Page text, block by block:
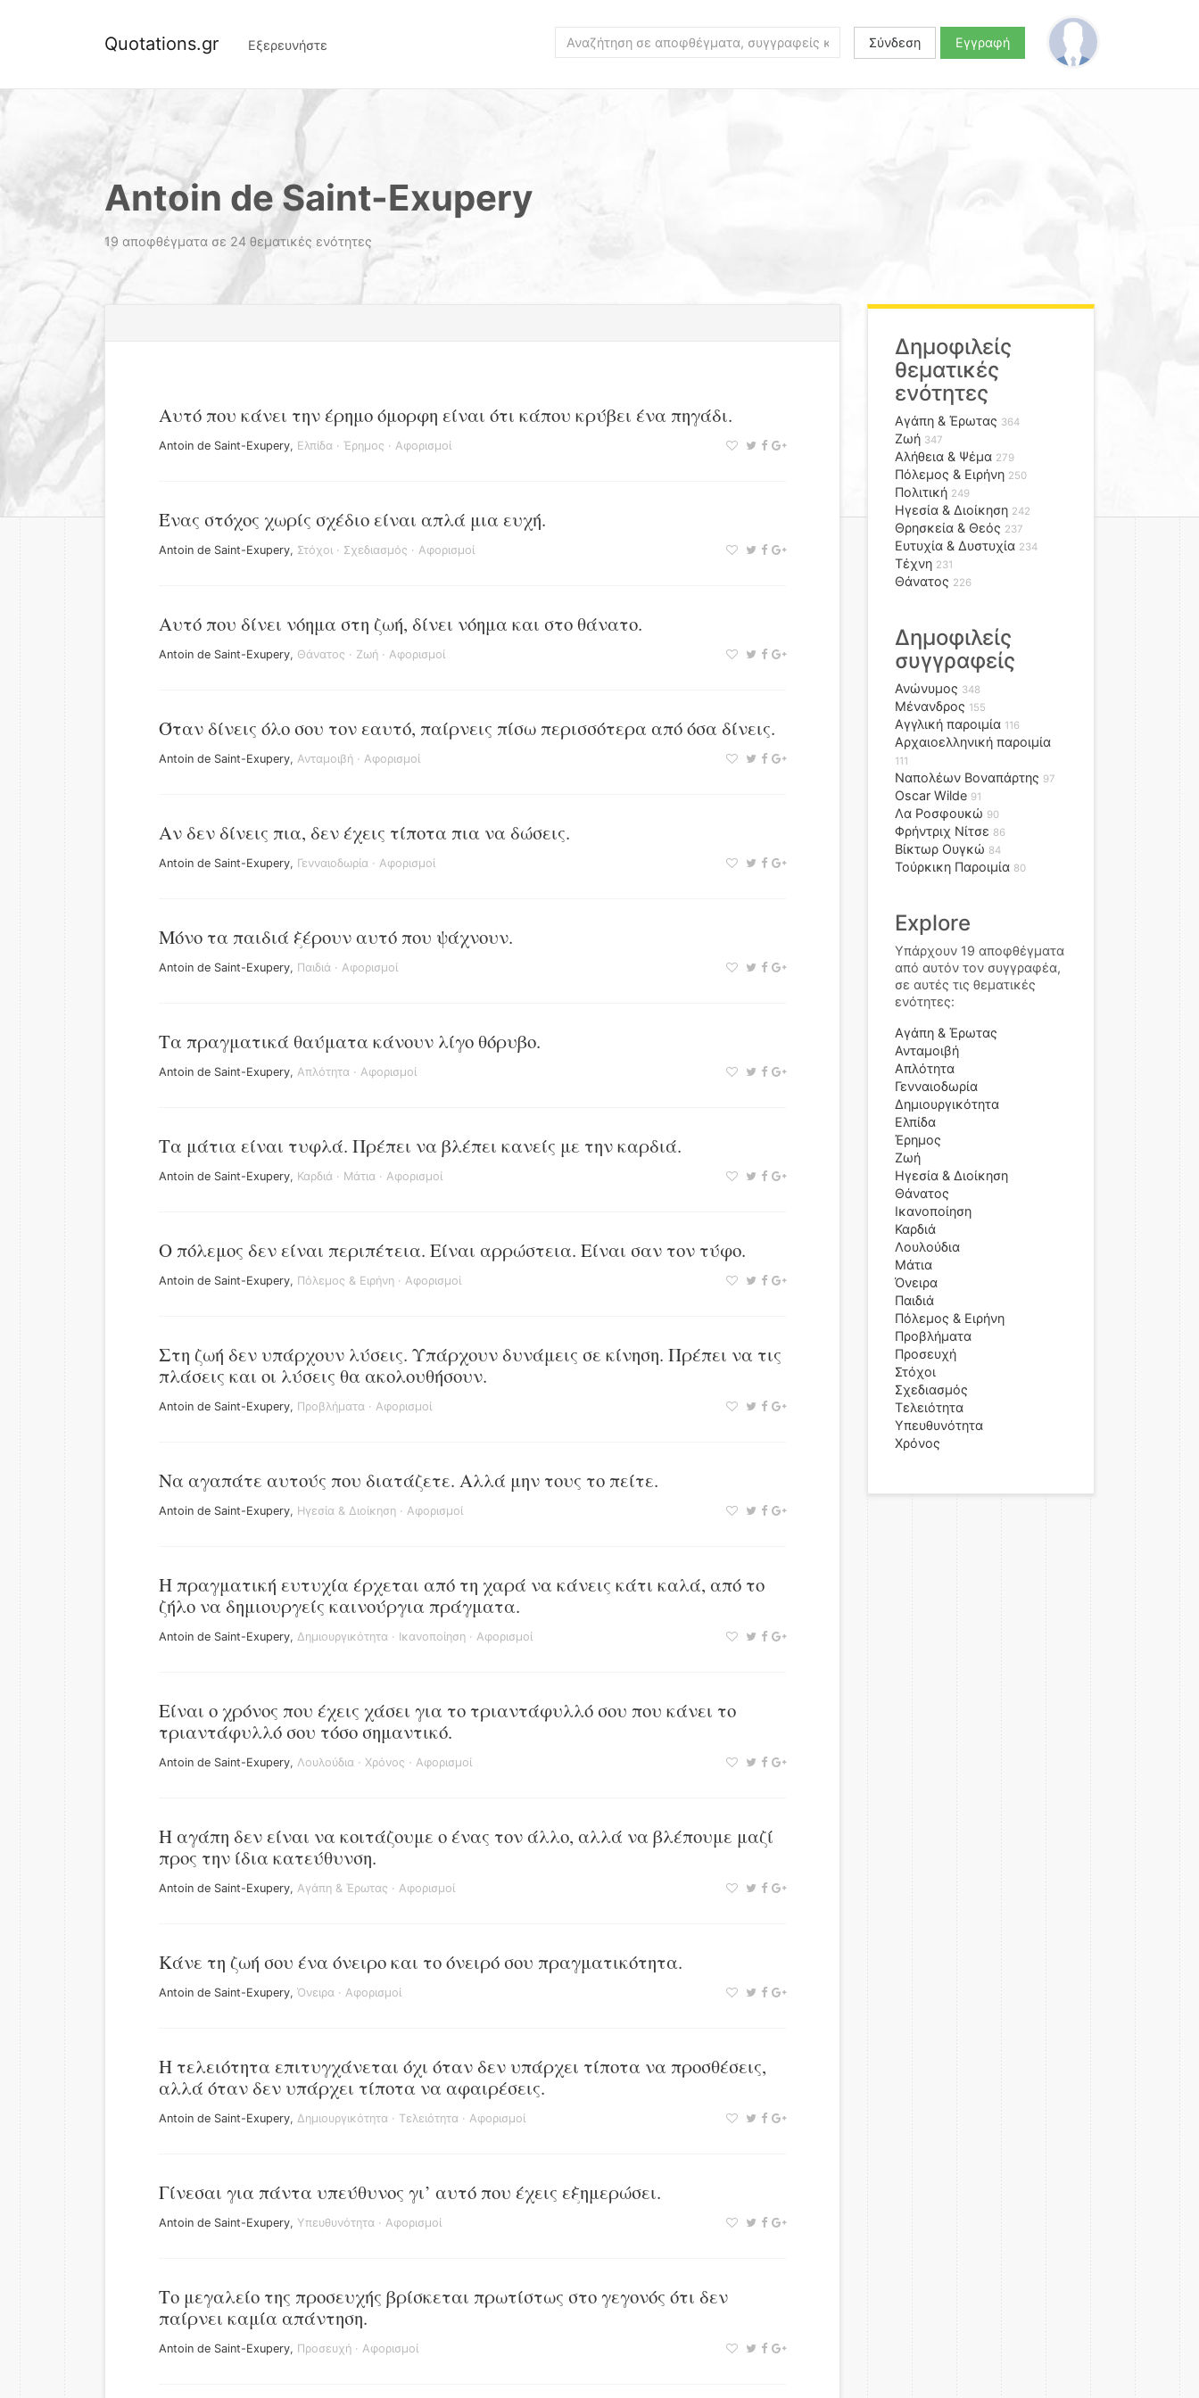
Quotations.gr Εξερευνήστε Σύνδεση Εγγραφή
Antoin de Saint-Exupery
19 αποφθέγματα σε 24 θεματικές ενότητες
Αυτό που κάνει την έρημο όμορφη είναι ότι κάπου κρύβει ένα πηγάδι.
Antoin de Saint-Exupery, Ελπίδα · Έρημος · Αφορισμοί
Ένας στόχος χωρίς σχέδιο είναι απλά μια ευχή.
Antoin de Saint-Exupery, Στόχοι · Σχεδιασμός · Αφορισμοί
Αυτό που δίνει νόημα στη ζωή, δίνει νόημα και στο θάνατο.
Antoin de Saint-Exupery, Θάνατος · Ζωή · Αφορισμοί
Όταν δίνεις όλο σου τον εαυτό, παίρνεις πίσω περισσότερα από όσα δίνεις.
Antoin de Saint-Exupery, Ανταμοιβή · Αφορισμοί
Αν δεν δίνεις πια, δεν έχεις τίποτα πια να δώσεις.
Antoin de Saint-Exupery, Γενναιοδωρία · Αφορισμοί
Μόνο τα παιδιά ξέρουν αυτό που ψάχνουν.
Antoin de Saint-Exupery, Παιδιά · Αφορισμοί
Τα πραγματικά θαύματα κάνουν λίγο θόρυβο.
Antoin de Saint-Exupery, Απλότητα · Αφορισμοί
Τα μάτια είναι τυφλά. Πρέπει να βλέπει κανείς με την καρδιά.
Antoin de Saint-Exupery, Καρδιά · Μάτια · Αφορισμοί
Ο πόλεμος δεν είναι περιπέτεια. Είναι αρρώστεια. Είναι σαν τον τύφο.
Antoin de Saint-Exupery, Πόλεμος & Ειρήνη · Αφορισμοί
Στη ζωή δεν υπάρχουν λύσεις. Υπάρχουν δυνάμεις σε κίνηση. Πρέπει να τις
πλάσεις και οι λύσεις θα ακολουθήσουν.
Antoin de Saint-Exupery, Προβλήματα · Αφορισμοί
Να αγαπάτε αυτούς που διατάζετε. Αλλά μην τους το πείτε.
Antoin de Saint-Exupery, Ηγεσία & Διοίκηση · Αφορισμοί
Η πραγματική ευτυχία έρχεται από τη χαρά να κάνεις κάτι καλά, από το
ζήλο να δημιουργείς καινούργια πράγματα.
Antoin de Saint-Exupery, Δημιουργικότητα · Ικανοποίηση · Αφορισμοί
Είναι ο χρόνος που έχεις χάσει για το τριαντάφυλλό σου που κάνει το
τριαντάφυλλό σου τόσο σημαντικό.
Antoin de Saint-Exupery, Λουλούδια · Χρόνος · Αφορισμοί
Η αγάπη δεν είναι να κοιτάζουμε ο ένας τον άλλο, αλλά να βλέπουμε μαζί
προς την ίδια κατεύθυνση.
Antoin de Saint-Exupery, Αγάπη & Έρωτας · Αφορισμοί
Κάνε τη ζωή σου ένα όνειρο και το όνειρό σου πραγματικότητα.
Antoin de Saint-Exupery, Όνειρα · Αφορισμοί
Η τελειότητα επιτυγχάνεται όχι όταν δεν υπάρχει τίποτα να προσθέσεις,
αλλά όταν δεν υπάρχει τίποτα να αφαιρέσεις.
Antoin de Saint-Exupery, Δημιουργικότητα · Τελειότητα · Αφορισμοί
Γίνεσαι για πάντα υπεύθυνος γι’ αυτό που έχεις εξημερώσει.
Antoin de Saint-Exupery, Υπευθυνότητα · Αφορισμοί
Το μεγαλείο της προσευχής βρίσκεται πρωτίστως στο γεγονός ότι δεν
παίρνει καμία απάντηση.
Antoin de Saint-Exupery, Προσευχή · Αφορισμοί
Δημοφιλείς
θεματικές
ενότητες
Αγάπη & Έρωτας 364
Ζωή 347
Αλήθεια & Ψέμα 279
Πόλεμος & Ειρήνη 250
Πολιτική 249
Ηγεσία & Διοίκηση 242
Θρησκεία & Θεός 237
Ευτυχία & Δυστυχία 234
Τέχνη 231
Θάνατος 226
Δημοφιλείς
συγγραφείς
Ανώνυμος 348
Μένανδρος 155
Αγγλική παροιμία 116
Αρχαιοελληνική παροιμία
111
Ναπολέων Βοναπάρτης 97
Oscar Wilde 91
Λα Ροσφουκώ 90
Φρήντριχ Νίτσε 86
Βίκτωρ Ουγκώ 84
Τούρκικη Παροιμία 80
Explore
Υπάρχουν 19 αποφθέγματα
από αυτόν τον συγγραφέα,
σε αυτές τις θεματικές
ενότητες:
Αγάπη & Έρωτας
Ανταμοιβή
Απλότητα
Γενναιοδωρία
Δημιουργικότητα
Ελπίδα
Έρημος
Ζωή
Ηγεσία & Διοίκηση
Θάνατος
Ικανοποίηση
Καρδιά
Λουλούδια
Μάτια
Όνειρα
Παιδιά
Πόλεμος & Ειρήνη
Προβλήματα
Προσευχή
Στόχοι
Σχεδιασμός
Τελειότητα
Υπευθυνότητα
Χρόνος